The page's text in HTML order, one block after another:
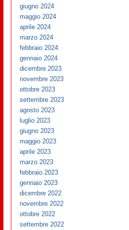
giugno 2024
maggio 2024
aprile 2024
marzo 2024
febbraio 2024
gennaio 2024
dicembre 2023
novembre 2023
ottobre 2023
settembre 2023
agosto 2023
luglio 2023
giugno 2023
maggio 2023
aprile 2023
marzo 2023
febbraio 2023
gennaio 2023
dicembre 2022
novembre 2022
ottobre 2022
settembre 2022